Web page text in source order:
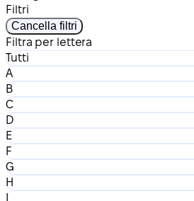
Filtri
Cancella filtri
Filtra per lettera
Tutti
A
B
C
D
E
F
G
H
I